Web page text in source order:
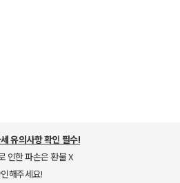
유의사항 확인 필수!
인한 파손은 환불 X
해주세요!